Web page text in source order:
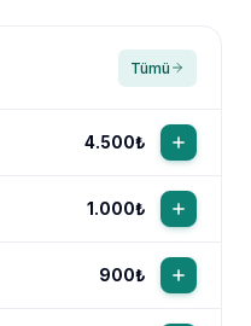
Tümü
4.500₺
1.000₺
900₺